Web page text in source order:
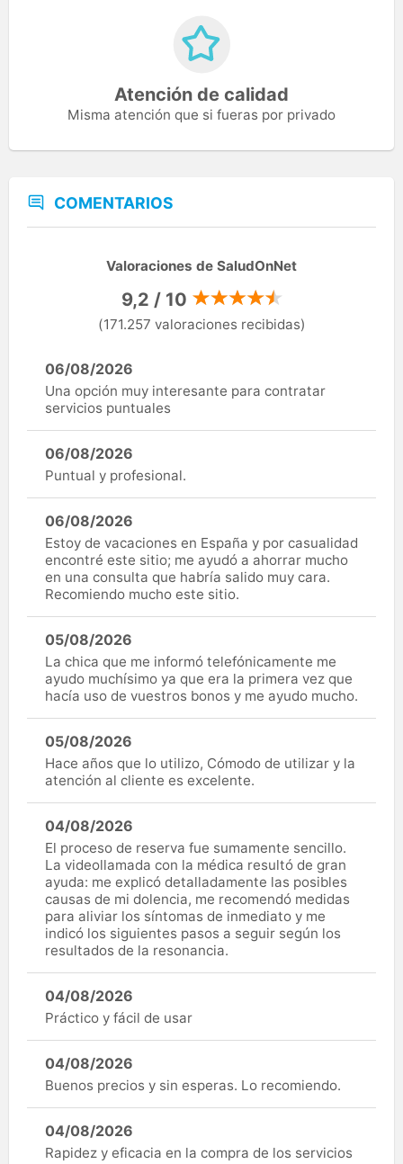
Atención de calidad
Misma atención que si fueras por privado
COMENTARIOS
Valoraciones de SaludOnNet
9,2 / 10
(171.257 valoraciones recibidas)
06/08/2026
Una opción muy interesante para contratar
servicios puntuales
06/08/2026
Puntual y profesional.
06/08/2026
Estoy de vacaciones en España y por casualidad
encontré este sitio; me ayudó a ahorrar mucho
en una consulta que habría salido muy cara.
Recomiendo mucho este sitio.
05/08/2026
La chica que me informó telefónicamente me
ayudo muchísimo ya que era la primera vez que
hacía uso de vuestros bonos y me ayudo mucho.
05/08/2026
Hace años que lo utilizo, Cómodo de utilizar y la
atención al cliente es excelente.
04/08/2026
El proceso de reserva fue sumamente sencillo.
La videollamada con la médica resultó de gran
ayuda: me explicó detalladamente las posibles
causas de mi dolencia, me recomendó medidas
para aliviar los síntomas de inmediato y me
indicó los siguientes pasos a seguir según los
resultados de la resonancia.
04/08/2026
Práctico y fácil de usar
04/08/2026
Buenos precios y sin esperas. Lo recomiendo.
04/08/2026
Rapidez y eficacia en la compra de los servicios